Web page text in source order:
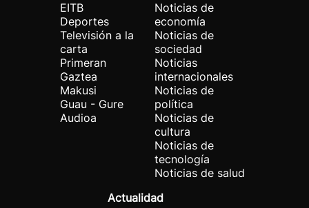
EITB
Deportes
Televisión a la
carta
Primeran
Gaztea
Makusi
Guau - Gure
Audioa
Noticias de
economía
Noticias de
sociedad
Noticias
internacionales
Noticias de
política
Noticias de
cultura
Noticias de
tecnología
Noticias de salud
Actualidad